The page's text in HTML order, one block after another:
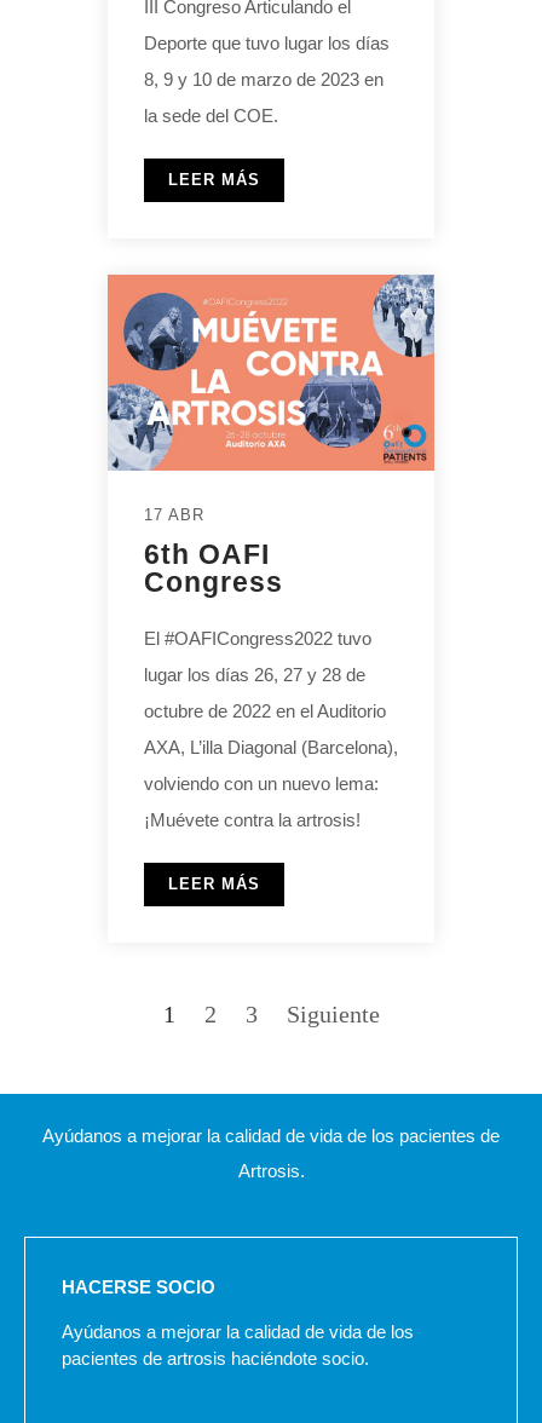
III Congreso Articulando el
Deporte que tuvo lugar los días
8, 9 y 10 de marzo de 2023 en
la sede del COE.
LEER MÁS
17 ABR
6th OAFI
Congress
El #OAFICongress2022 tuvo
lugar los días 26, 27 y 28 de
octubre de 2022 en el Auditorio
AXA, L’illa Diagonal (Barcelona),
volviendo con un nuevo lema:
¡Muévete contra la artrosis!
LEER MÁS
1 2 3 Siguiente
Ayúdanos a mejorar la calidad de vida de los pacientes de
Artrosis.
HACERSE SOCIO
Ayúdanos a mejorar la calidad de vida de los
pacientes de artrosis haciéndote socio.